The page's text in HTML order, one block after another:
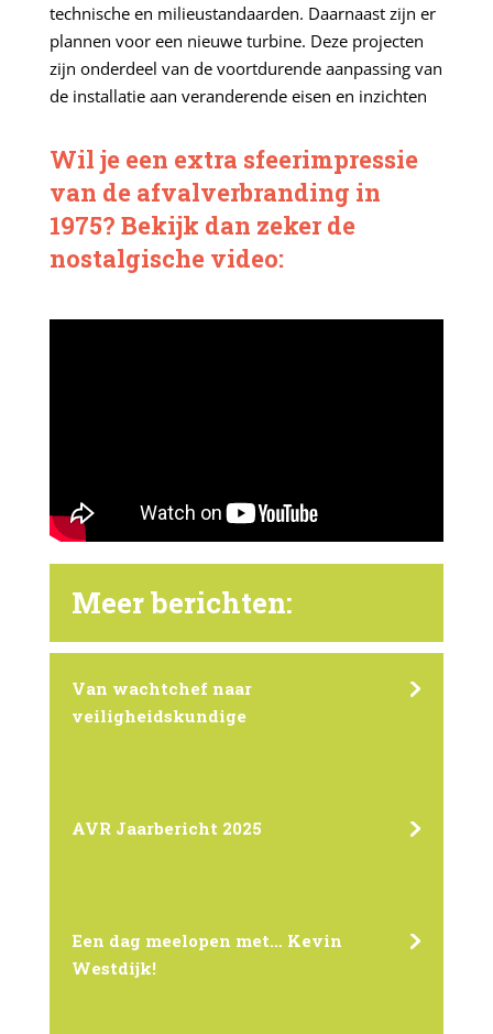
technische en milieustandaarden. Daarnaast zijn er
plannen voor een nieuwe turbine. Deze projecten
zijn onderdeel van de voortdurende aanpassing van
de installatie aan veranderende eisen en inzichten
Wil je een extra sfeerimpressie
van de afvalverbranding in
1975? Bekijk dan zeker de
nostalgische video:
Meer berichten:
Van wachtchef naar
veiligheidskundige
AVR Jaarbericht 2025
Een dag meelopen met… Kevin
Westdijk!